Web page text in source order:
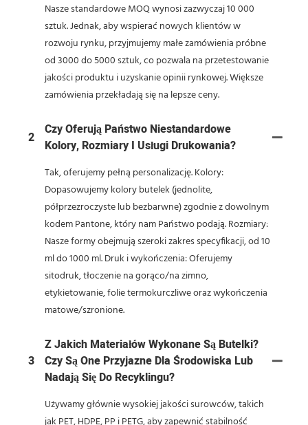
Nasze standardowe MOQ wynosi zazwyczaj 10 000
sztuk. Jednak, aby wspierać nowych klientów w
rozwoju rynku, przyjmujemy małe zamówienia próbne
od 3000 do 5000 sztuk, co pozwala na przetestowanie
jakości produktu i uzyskanie opinii rynkowej. Większe
zamówienia przekładają się na lepsze ceny.
2
Czy Oferują Państwo Niestandardowe
Kolory, Rozmiary I Usługi Drukowania?
Tak, oferujemy pełną personalizację. Kolory:
Dopasowujemy kolory butelek (jednolite,
półprzezroczyste lub bezbarwne) zgodnie z dowolnym
kodem Pantone, który nam Państwo podają. Rozmiary:
Nasze formy obejmują szeroki zakres specyfikacji, od 10
ml do 1000 ml. Druk i wykończenia: Oferujemy
sitodruk, tłoczenie na gorąco/na zimno,
etykietowanie, folie termokurczliwe oraz wykończenia
matowe/szronione.
3
Z Jakich Materiałów Wykonane Są Butelki?
Czy Są One Przyjazne Dla Środowiska Lub
Nadają Się Do Recyklingu?
Używamy głównie wysokiej jakości surowców, takich
jak PET, HDPE, PP i PETG, aby zapewnić stabilność